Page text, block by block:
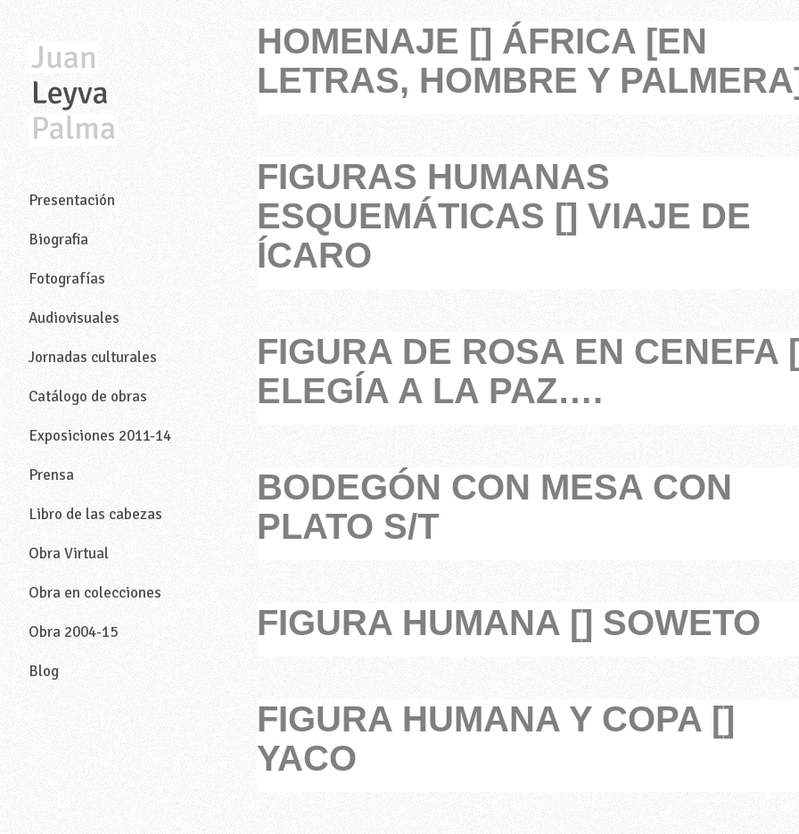
Presentación
Biografia
Fotografías
Audiovisuales
Jornadas culturales
Catálogo de obras
Exposiciones 2011-14
Prensa
Libro de las cabezas
Obra Virtual
Obra en colecciones
Obra 2004-15
Blog
HOMENAJE [] ÁFRICA [EN
LETRAS, HOMBRE Y
FIGURAS HUMANAS
ESQUEMÁTICAS [] VIAJE DE
ÍCARO
FIGURA DE ROSA EN CENEFA
ELEGÍA A LA PAZ….
BODEGÓN CON MESA CON
PLATO S/T
FIGURA HUMANA [] SOWETO
FIGURA HUMANA Y COPA []
YACO